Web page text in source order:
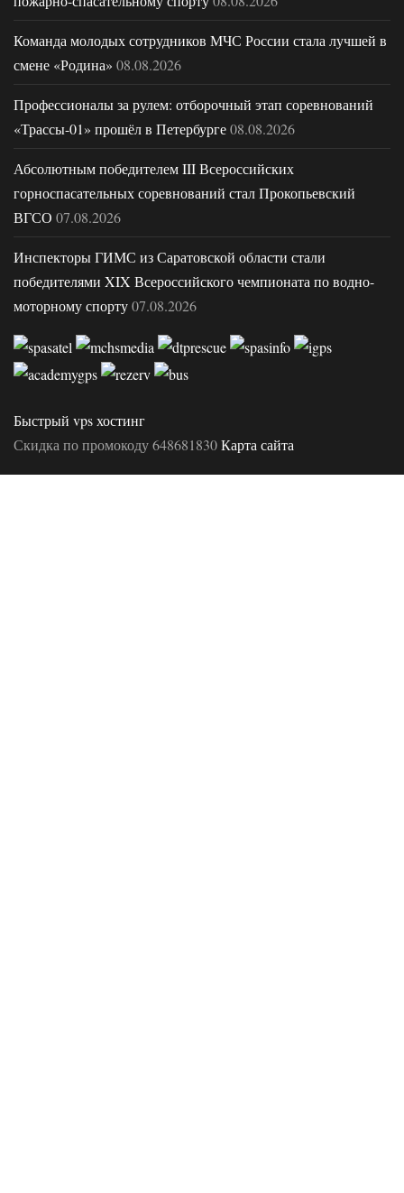
Команда молодых сотрудников МЧС России стала лучшей в
смене «Родина» 08.08.2026
Профессионалы за рулем: отборочный этап соревнований
«Трассы-01» прошёл в Петербурге08.08.2026
Абсолютным победителем III Всероссийских
горноспасательных соревнований стал Прокопьевский
ВГСО 07.08.2026
Инспекторы ГИМС из Саратовской области стали
победителями XIX Всероссийского чемпионата по водно-
моторному спорту07.08.2026
Быстрый vps хостинг
Скидка по промокоду 648681830Карта сайта